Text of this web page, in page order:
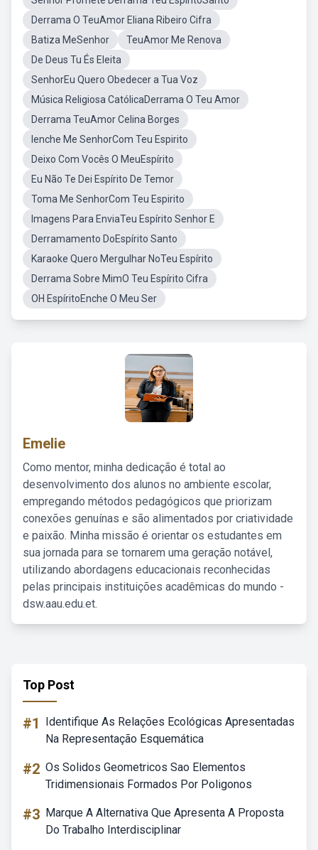
Derrama O TeuAmor Eliana Ribeiro Cifra
Batiza MeSenhor
TeuAmor Me Renova
De Deus Tu És Eleita
SenhorEu Quero Obedecer a Tua Voz
Música Religiosa CatólicaDerrama O Teu Amor
Derrama TeuAmor Celina Borges
Ienche Me SenhorCom Teu Espirito
Deixo Com Vocês O MeuEspírito
Eu Não Te Dei Espírito De Temor
Toma Me SenhorCom Teu Espirito
Imagens Para EnviaTeu Espírito Senhor E
Derramamento DoEspírito Santo
Karaoke Quero Mergulhar NoTeu Espírito
Derrama Sobre MimO Teu Espírito Cifra
OH EspíritoEnche O Meu Ser
Emelie
Como mentor, minha dedicação é total ao
desenvolvimento dos alunos no ambiente escolar,
empregando métodos pedagógicos que priorizam
conexões genuínas e são alimentados por criatividade
e paixão. Minha missão é orientar os estudantes em
sua jornada para se tornarem uma geração notável,
utilizando abordagens educacionais reconhecidas
pelas principais instituições acadêmicas do mundo -
dsw.aau.edu.et.
Top Post
#1
Identifique As Relações Ecológicas Apresentadas
Na Representação Esquemática
#2 Os Solidos Geometricos Sao Elementos
Tridimensionais Formados Por Poligonos
#3 Marque A Alternativa Que Apresenta A Proposta
Do Trabalho Interdisciplinar